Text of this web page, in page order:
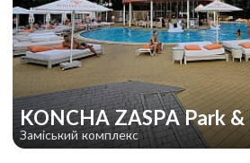
KONCHA ZASPA Park
Заміський комплекс